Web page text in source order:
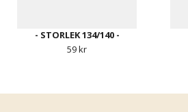
- STORLEK 134/140 -
59 kr